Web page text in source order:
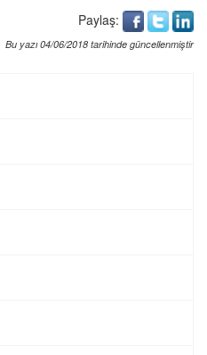
Paylaş:
Bu yazı 04/06/2018 tarihinde güncellenmiştir